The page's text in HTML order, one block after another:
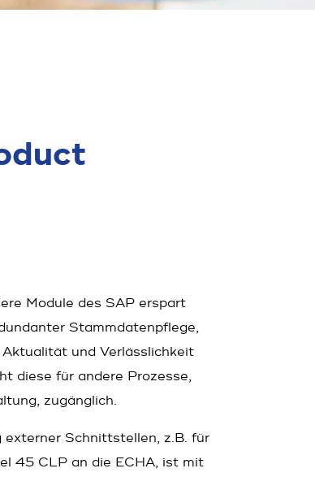
Module des SAP erspart
Stammdatenpflege,
und Verlässlichkeit
diese für andere Prozesse,
zugänglich.
Schnittstellen, z.B. für
45 CLP an die ECHA, ist mit